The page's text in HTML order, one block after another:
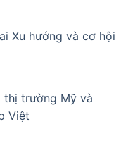
Xu hướng và cơ hội
thị trường Mỹ và
Việt